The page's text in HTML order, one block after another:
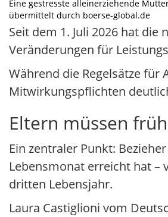
Eine gestresste alleinerziehende
übermittelt durch boerse-global.de
Seit dem 1. Juli 2026 hat
Veränderungen für
Während die Regelsätze für
Mitwirkungspflichten
Eltern müssen
Ein zentraler Punkt:
Lebensmonat erreicht hat –
dritten Lebensjahr.
Laura Castiglioni vom